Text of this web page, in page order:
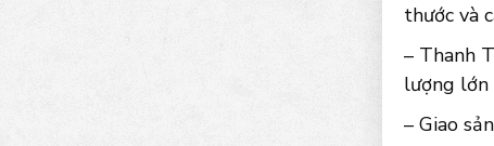
thước và
– Thanh
lượng lớn
– Giao